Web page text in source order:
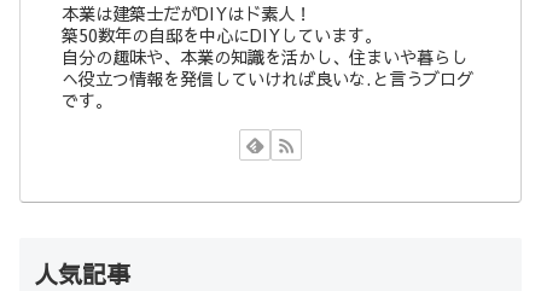
本業は建築士だがDIYはド素人！
築50数年の自邸を中心にDIYしています。
自分の趣味や、本業の知識を活かし、住まいや暮らし
へ役立つ情報を発信していければ良いな.と言うブログ
です。
人気記事